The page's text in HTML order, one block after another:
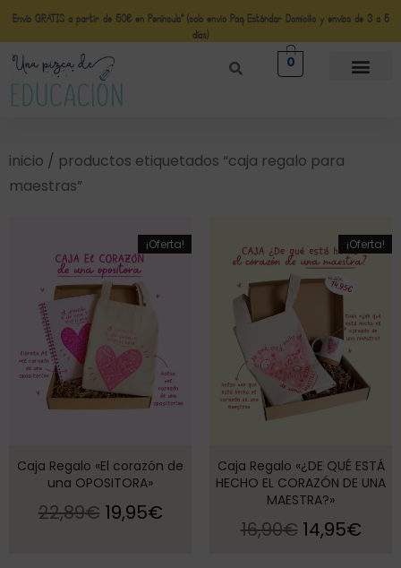
Envío GRATIS a partir de 50€ en Península* (solo envio Paq Estándar Domicilio y envíos de 3 a 5
días)
0
inicio / productos etiquetados “caja regalo para
maestras”
¡Oferta!
Caja Regalo «El corazón de
una OPOSITORA»
22,89€ 19,95€
¡Oferta!
Caja Regalo «¿DE QUÉ ESTÁ
HECHO EL CORAZÓN DE UNA
MAESTRA?»
16,90€ 14,95€